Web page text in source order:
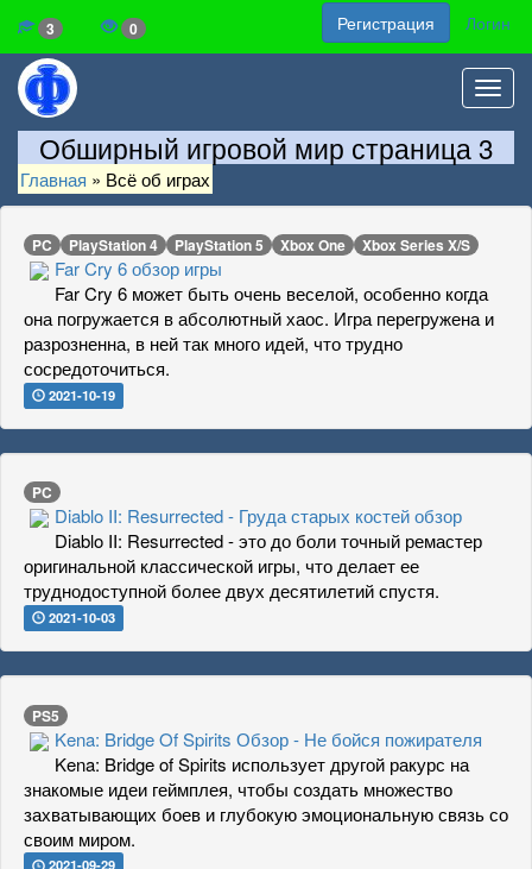
3 0 Регистрация Логин
Обширный игровой мир страница 3
Главная » Всё об играх
PC PlayStation 4 PlayStation 5 Xbox One Xbox Series X/S
Far Cry 6 обзор игры
Far Cry 6 может быть очень веселой, особенно когда
она погружается в абсолютный хаос. Игра перегружена и
разрозненна, в ней так много идей, что трудно
сосредоточиться.
2021-10-19
PC
Diablo II: Resurrected - Груда старых костей обзор
Diablo II: Resurrected - это до боли точный ремастер
оригинальной классической игры, что делает ее
труднодоступной более двух десятилетий спустя.
2021-10-03
PS5
Kena: Bridge Of Spirits Обзор - Не бойся пожирателя
Kena: Bridge of Spirits использует другой ракурс на
знакомые идеи геймплея, чтобы создать множество
захватывающих боев и глубокую эмоциональную связь со
своим миром.
2021-09-29